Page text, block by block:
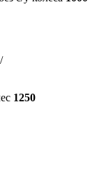
1250